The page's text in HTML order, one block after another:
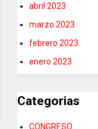
abril 2023
marzo 2023
febrero 2023
enero 2023
Categorias
CONGRESO